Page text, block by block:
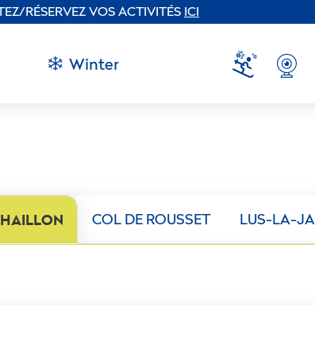
RÉSERVEZ VOS ACTIVITÉS ICI
Winter
COL DE ROUSSET LUS-LA-